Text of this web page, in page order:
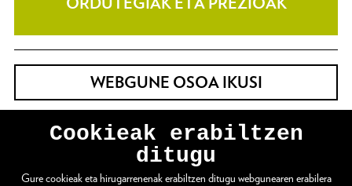
WEBGUNE OSOA IKUSI
20003 Donostia / San Sebastián
Cookieak erabiltzen
ditugu
Gure cookieak eta hirugarrenenak erabiltzen ditugu webgunearen erabilera